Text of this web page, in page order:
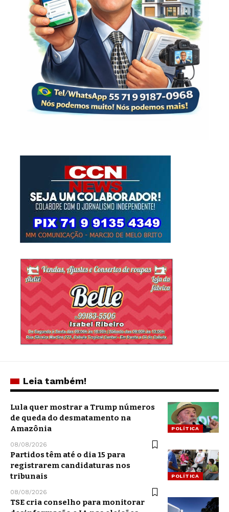
Leia também!
POLÍTICA
Lula quer mostrar a Trump números
de queda do desmatamento na
Amazônia
08/08/2026
POLÍTICA
Partidos têm até o dia 15 para
registrarem candidaturas nos
tribunais
08/08/2026
TSE cria conselho para monitorar